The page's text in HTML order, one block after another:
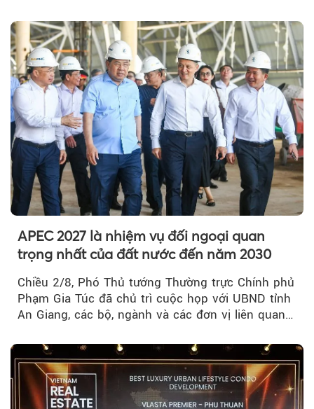
APEC 2027 là nhiệm vụ đối ngoại quan
trọng nhất của đất nước đến năm 2030
Chiều 2/8, Phó Thủ tướng Thường trực Chính phủ
Phạm Gia Túc đã chủ trì cuộc họp với UBND tỉnh
An Giang, các bộ, ngành và các đơn vị liên quan